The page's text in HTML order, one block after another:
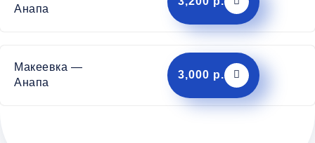
Анапа
Макеевка —
Анапа
3,000 р.